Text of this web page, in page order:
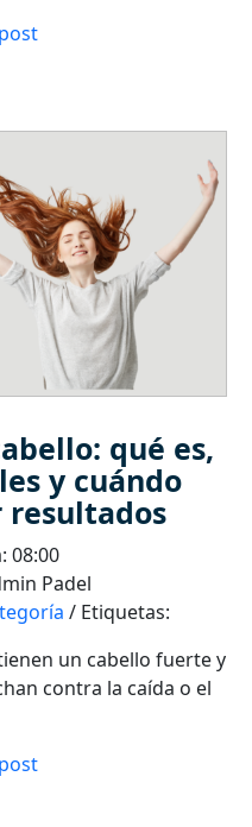
qué es,
y cuándo
resultados
08:00
Padel
/ Etiquetas:
un cabello fuerte y
contra la caída o el